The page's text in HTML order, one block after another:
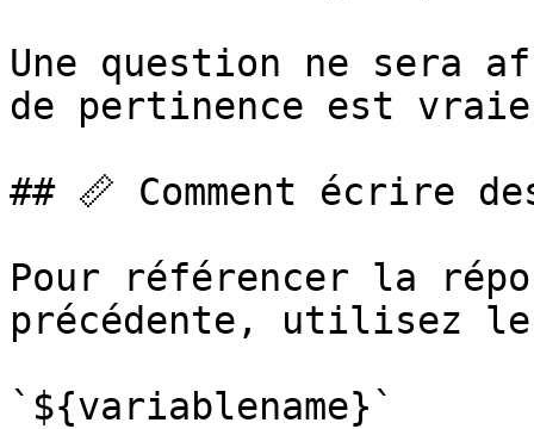
Une question ne sera
de pertinence est
## 📏 Comment écrire
Pour référencer la
précédente, utilisez
`${variablename}`